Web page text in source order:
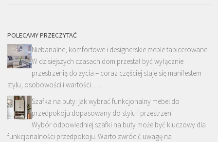
POLECAMY PRZECZYTAĆ
Niebanalne, komfortowe i designerskie meble tapicerowane
W dzisiejszych czasach dom przestał być wyłącznie
przestrzenią do życia – coraz częściej staje się manifestem
stylu, osobowości i wartości. …
Szafka na buty: jak wybrać funkcjonalny mebel do
przedpokoju dopasowany do stylu i przestrzeni
Wybór odpowiedniej szafki na buty może być kluczowy dla
funkcjonalności przedpokoju. Warto zwrócić uwagę na